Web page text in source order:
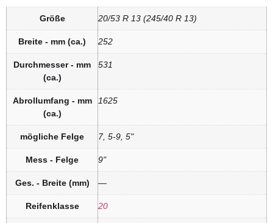
Größe 20/53 R 13 (245/40 R 13)
Breite - mm (ca.) 252
Durchmesser - mm
(ca.)
531
Abrollumfang - mm
(ca.)
1625
mögliche Felge 7, 5-9, 5"
Mess - Felge 9"
Ges. - Breite (mm) —
Reifenklasse 20